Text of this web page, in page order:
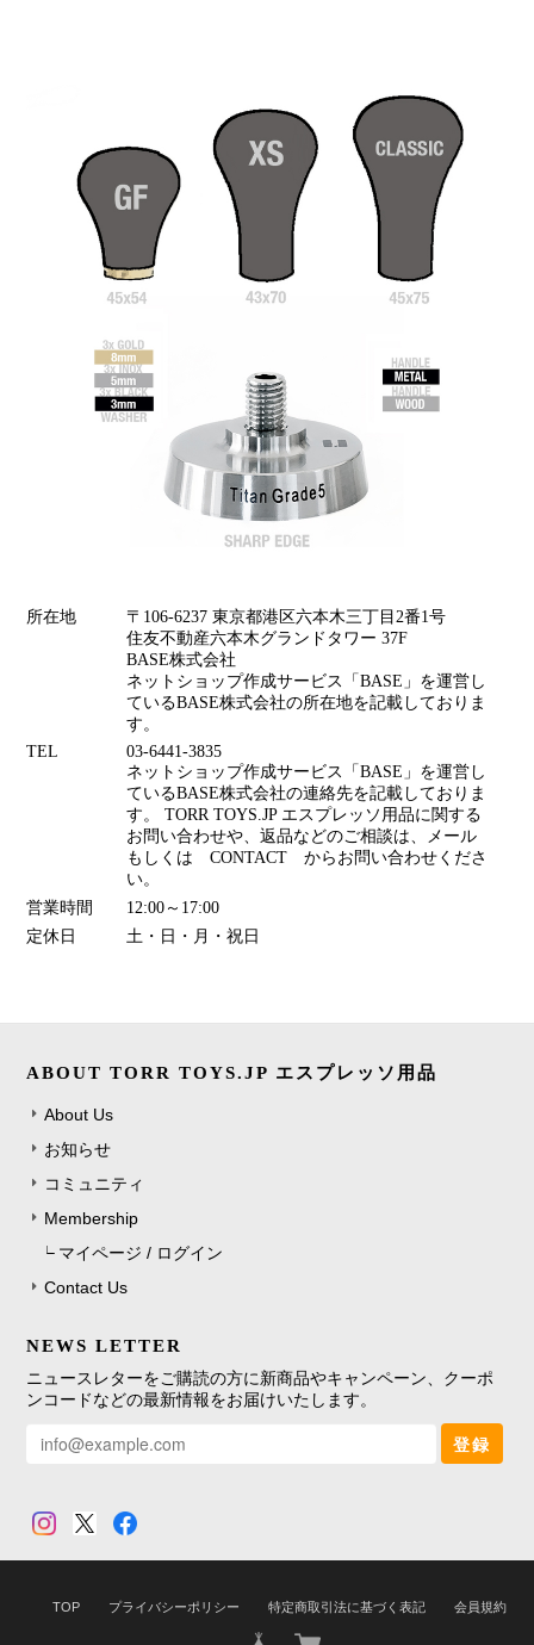
所在地
〒106-6237 東京都港区六本木三丁目2番1号
住友不動産六本木グランドタワー 37F
BASE株式会社
ネットショップ作成サービス「BASE」を運営し
ているBASE株式会社の所在地を記載しておりま
す。
TEL
03-6441-3835
ネットショップ作成サービス「BASE」を運営し
ているBASE株式会社の連絡先を記載しておりま
す。 TORR TOYS.JP エスプレッソ用品に関する
お問い合わせや、返品などのご相談は、メール
もしくは CONTACT からお問い合わせくださ
い。
営業時間
12:00～17:00
定休日
土・日・月・祝日
ABOUT TORR TOYS.JP エスプレッソ用品
About Us
お知らせ
コミュニティ
Membership
マイページ / ログイン
Contact Us
NEWS LETTER
ニュースレターをご購読の方に新商品やキャンペーン、クーポ
ンコードなどの最新情報をお届けいたします。
登録
TOP プライバシーポリシー 特定商取引法に基づく表記 会員規約